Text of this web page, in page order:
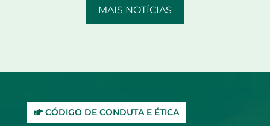
MAIS NOTÍCIAS
CÓDIGO DE CONDUTA E ÉTICA